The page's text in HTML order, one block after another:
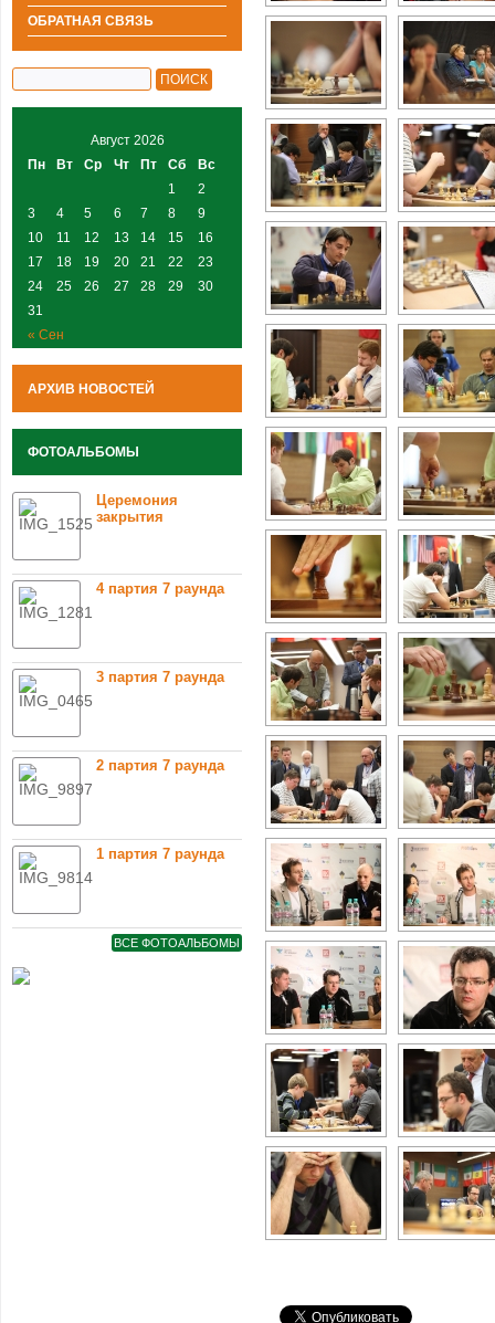
ОБРАТНАЯ СВЯЗЬ
Август 2026
Пн
Вт Ср Чт Пт Сб Вс
« Сен
1
2
3
4 5 6 7 8
9
10
11 12 13 14 15
16
17
18 19 20 21 22
23
24
25 26 27 28 29
30
31
АРХИВ НОВОСТЕЙ
ФОТОАЛЬБОМЫ
Церемония
закрытия
4 партия 7 раунда
3 партия 7 раунда
2 партия 7 раунда
1 партия 7 раунда
ВСЕ ФОТОАЛЬБОМЫ